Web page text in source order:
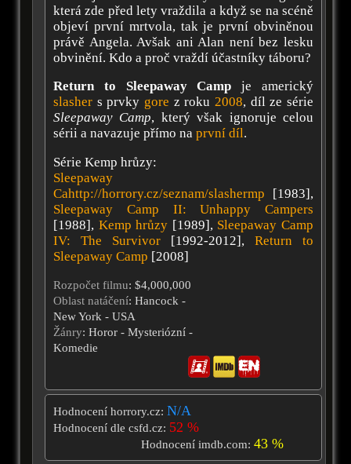
která zde před lety vraždila a když se na scéně
objeví první mrtvola, tak je první obviněnou
právě Angela. Avšak ani Alan není bez lesku
obvinění. Kdo a proč vraždí účastníky táboru?
Return to Sleepaway Camp je americký
slasher s prvky gore z roku2008, díl ze série
Sleepaway Camp, který však ignoruje celou
sérii a navazuje přímo na první díl.
Série Kemp hrůzy:
Sleepaway
Cahttp://horrory.cz/seznam/slashermp [1983],
Sleepaway Camp II: Unhappy Campers
[1988], Kemp hrůzy [1989], Sleepaway Camp
IV: The Survivor [1992-2012],Return to
Sleepaway Camp [2008]
Rozpočet filmu: $4,000,000
Oblast natáčení: Hancock -
New York - USA
Žánry: Horor - Mysteriózní -
Komedie
Hodnocení horrory.cz: N/A
Hodnocení dle csfd.cz: 52 %
Hodnocení imdb.com:43 %